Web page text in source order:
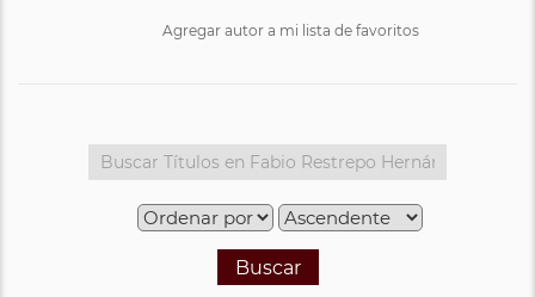
Agregar autor a mi lista de favoritos
Buscar